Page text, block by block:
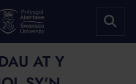
AT Y